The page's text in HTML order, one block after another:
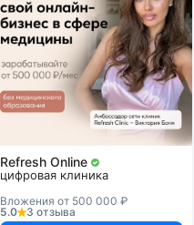
Refresh Online
цифровая клиника
Вложения от 500 000 ₽
5.0
3 отзыва